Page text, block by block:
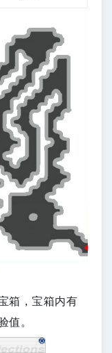
箱，宝箱内有
。